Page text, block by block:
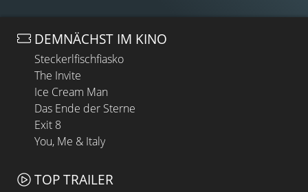
DEMNÄCHST IM KINO
Steckerlfischfiasko
The Invite
Ice Cream Man
Das Ende der Sterne
Exit 8
You, Me & Italy
TOP TRAILER